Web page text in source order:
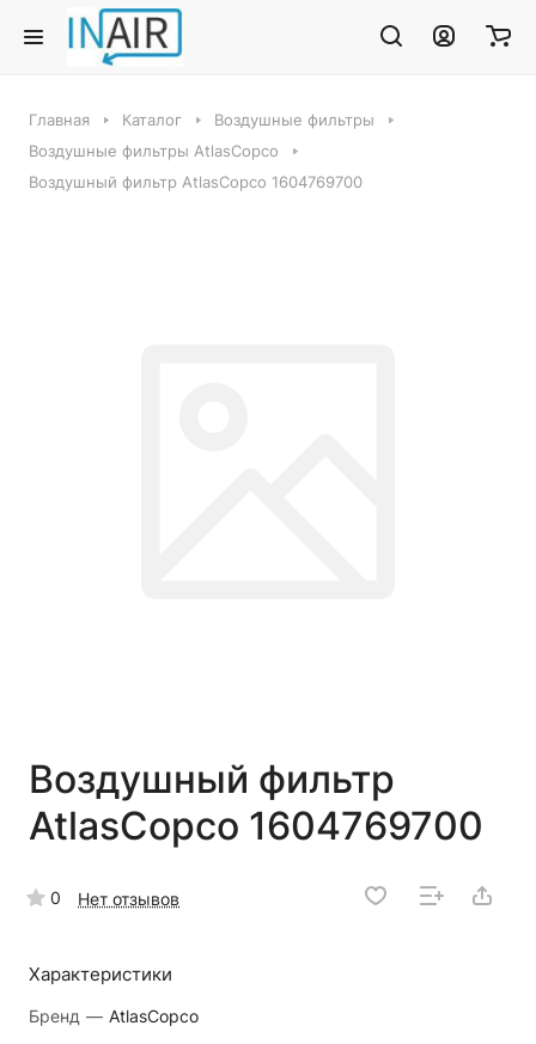
Главная Каталог
Воздушные фильтры
Воздушные фильтры AtlasCopco
Воздушный фильтр AtlasCopco 1604769700
Воздушный фильтр
AtlasCopco 1604769700
0 Нет отзывов
Характеристики
Бренд — AtlasCopco